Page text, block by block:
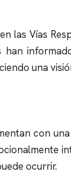
las Vías
han
una
con
ocurrir.